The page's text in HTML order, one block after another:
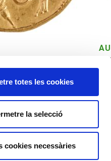
totes les cookies
la selecció
cookies necessàries
de privacitat Avís legal
VEGAP, Andorra, 2020
Dalí, VEGAP, Andorra, 2020